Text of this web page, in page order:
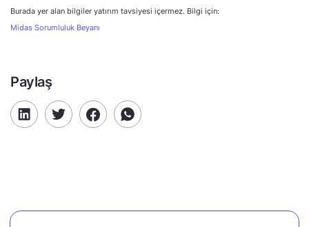
Burada yer alan bilgiler yatırım tavsiyesi içermez. Bilgi için:
Midas Sorumluluk Beyanı
Paylaş